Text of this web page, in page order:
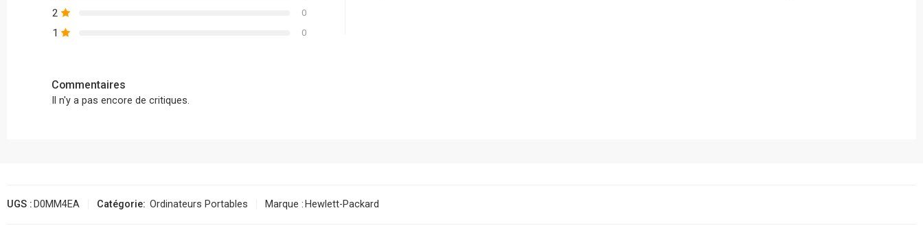
2 0
1 0
Commentaires
Il n'y a pas encore de critiques.
UGS : D0MM4EA Catégorie: Ordinateurs Portables Marque : Hewlett-Packard